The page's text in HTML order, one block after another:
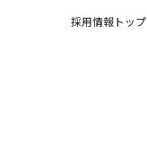
採用情報トップ